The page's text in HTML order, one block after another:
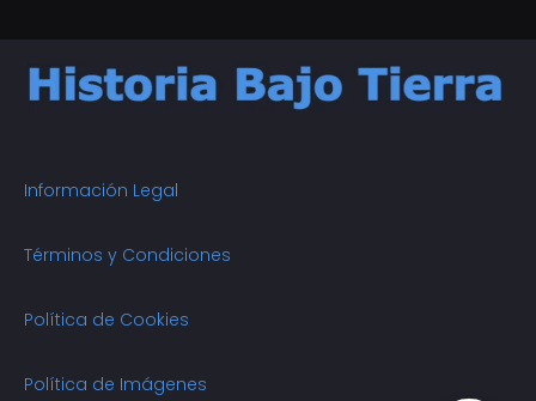
Información Legal
Términos y Condiciones
Política de Cookies
Política de Imágenes